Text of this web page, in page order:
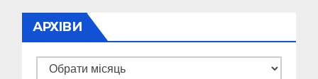
АРХІВИ
Архіви